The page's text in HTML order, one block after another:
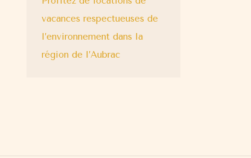
vacances respectueuses de
l’environnement dans la
région de l’Aubrac